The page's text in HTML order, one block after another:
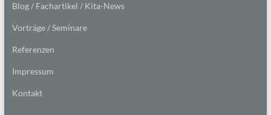
Blog / Fachartikel / Kita-News
Vorträge / Seminare
Referenzen
Impressum
Kontakt